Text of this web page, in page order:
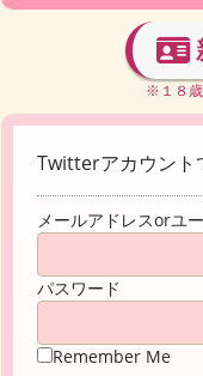
※１８歳
Twitterアカウント
メールアドレスorユ
パスワード
Remember Me